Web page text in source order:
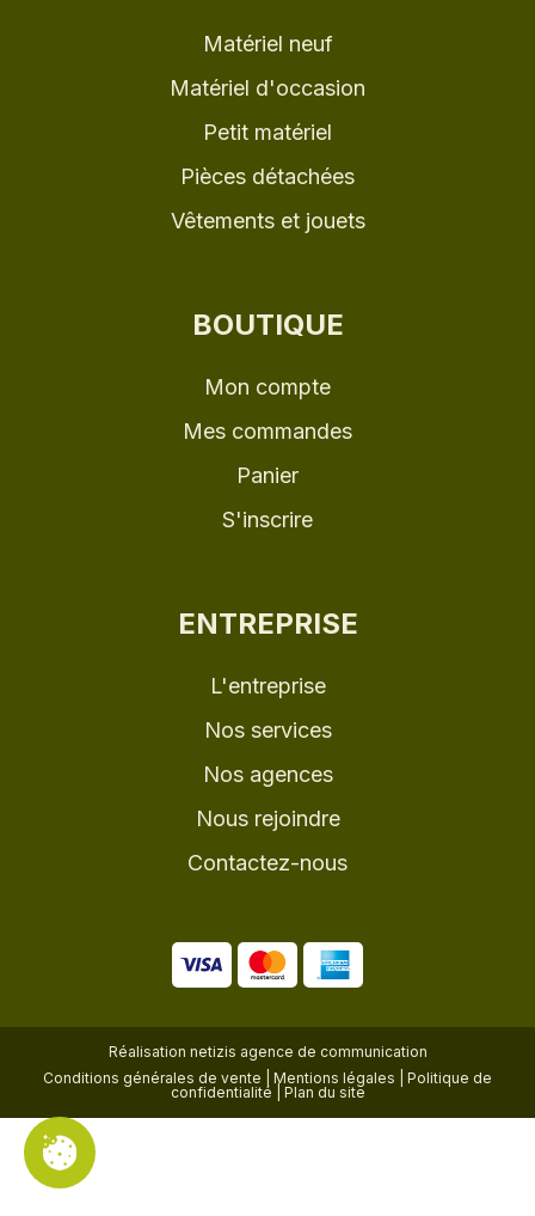
Matériel neuf
Matériel d'occasion
Petit matériel
Pièces détachées
Vêtements et jouets
BOUTIQUE
Mon compte
Mes commandes
Panier
S'inscrire
ENTREPRISE
L'entreprise
Nos services
Nos agences
Nous rejoindre
Contactez-nous
Réalisation netizis agence de communication
Conditions générales de vente
Mentions légales
Politique de
confidentialité
Plan du site